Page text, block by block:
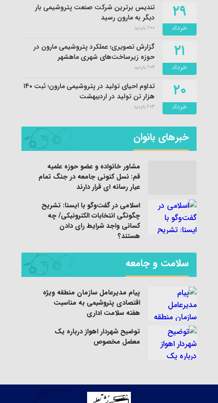
۲۹
خرداد
تندیس برترین شرکت صنعت پتروشیمی بار
دیگر به مارون رسید
200 بازدید
۲۱
خرداد
گزارش تصویری؛ عملکرد پتروشیمی مارون در
حوزه زیرساخت‌های شهری ماهشهر
204 بازدید
۲۰
خرداد
تداوم احیای تولید در پتروشیمی مارون؛ ثبت ۱۴۰
هزار تن تولید در اردیبهشت
203 بازدید
خبرهای بانوان
مشاور خانواده و عضو حوزه علمیه
قم: نسل کنونی جامعه در جنگ تمام
عیار رسانه ای قرار دارند
اسلامی در گفت‌وگو با ایسنا: تشریح
چگونگی انتخابات الکترونیکی/ چه
کسانی واجد شرایط رای دادن
هستند؟
سلامت و جامعه
پیام مدیرعامل سازمان منطقه ویژه
اقتصادی پتروشیمی به مناسبت
هفته سلامت اداری
توضیح شهردار اهواز درباره یک
معضل مخصوص